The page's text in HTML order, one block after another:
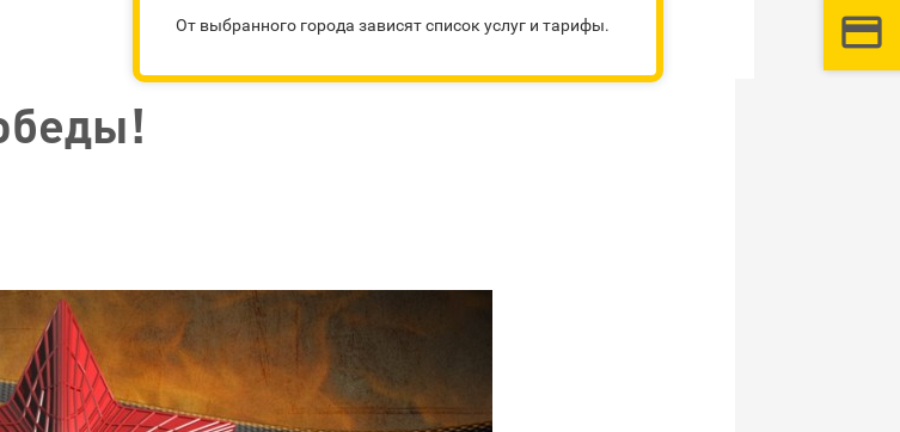

От выбранного города зависят список услуг и тарифы.